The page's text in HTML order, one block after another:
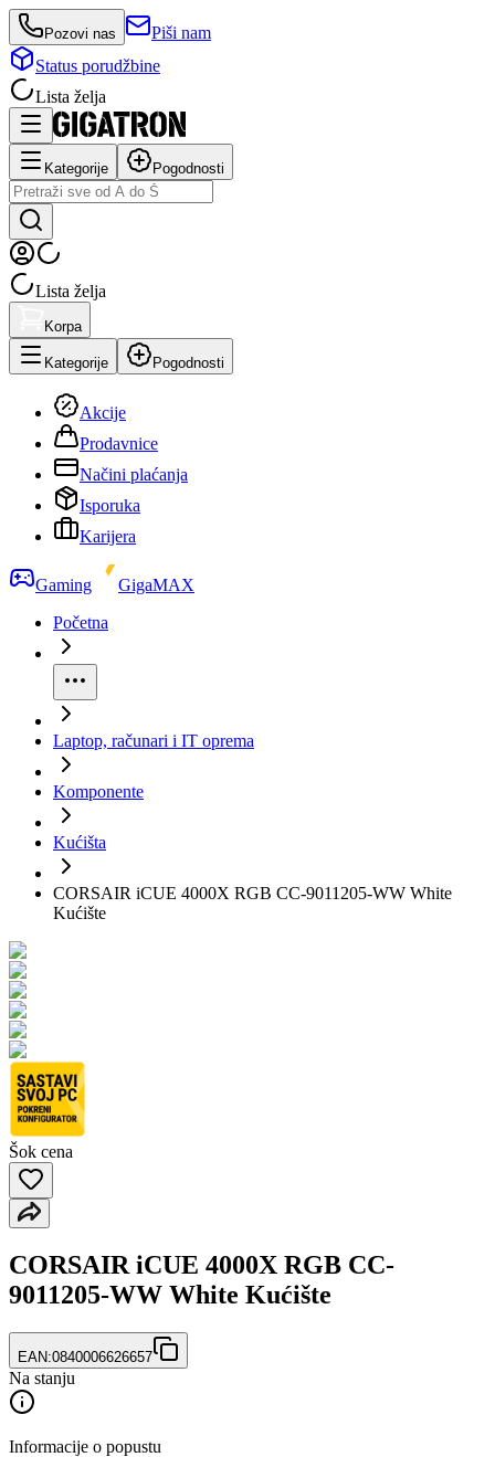
Pozovi nas
Piši nam
Status porudžbine
Lista želja
Kategorije Pogodnosti
Lista želja
Korpa
Kategorije Pogodnosti
Akcije
Prodavnice
Načini plaćanja
Isporuka
Karijera
Gaming
GigaMAX
Početna
Laptop, računari i IT oprema
Komponente
Kućišta
CORSAIR iCUE 4000X RGB CC-9011205-WW White
Kućište
Šok cena
CORSAIR iCUE 4000X RGB CC-
9011205-WW White Kućište
EAN:0840006626657
Na stanju
Informacije o popustu